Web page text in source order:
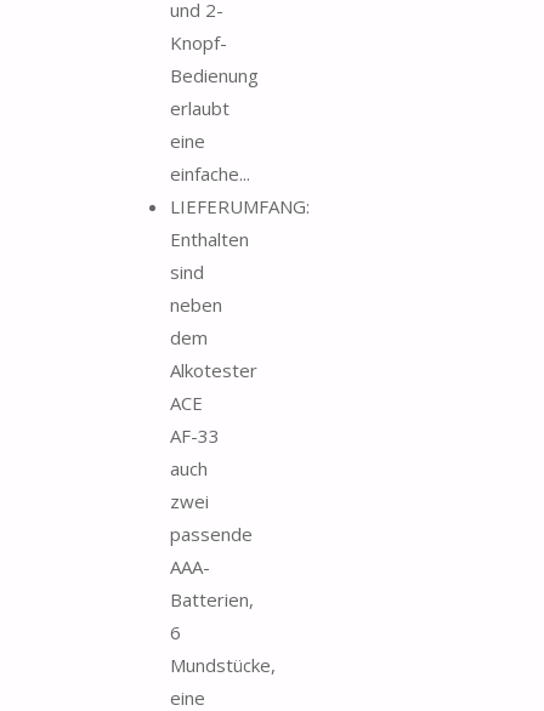
und 2-
Knopf-
Bedienung
erlaubt
eine
einfache...
LIEFERUMFANG:
Enthalten
sind
neben
dem
Alkotester
ACE
AF-33
auch
zwei
passende
AAA-
Batterien,
6
Mundstücke,
eine